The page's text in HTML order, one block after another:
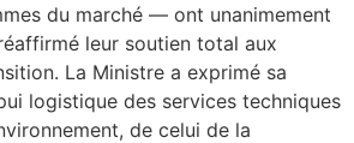
du marché — ont unanimement
leur soutien total aux
La Ministre a exprimé sa
logistique des services techniques
de celui de la